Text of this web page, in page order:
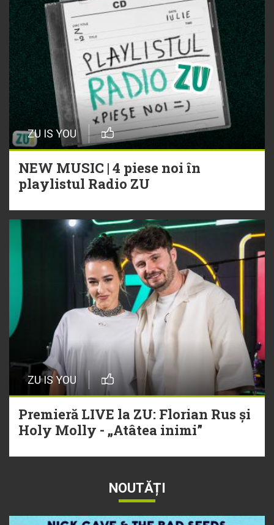
ZU IS YOU
NEW MUSIC | 4 piese noi în
playlistul Radio ZU
ZU IS YOU
Premieră LIVE la ZU: Florian Rus și
Holy Molly - „Atâtea inimi”
NOUTĂȚI